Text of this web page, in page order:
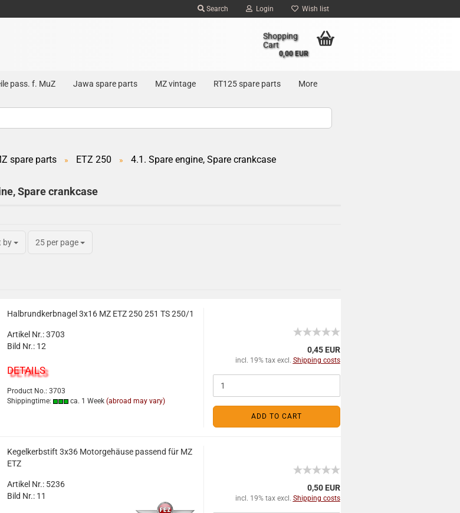
Search Login Wish list
Shopping
Cart
0,00 EUR
pass. f. MuZ Jawa spare parts MZ vintage RT125 spare parts More
spare parts » ETZ 250 » 4.1. Spare engine, Spare crankcase
Spare crankcase
by 25 per page
Halbrundkerbnagel 3x16 MZ ETZ 250 251 TS 250/1
Artikel Nr.: 3703
Bild Nr.: 12
DETAILS
Product No.: 3703
Shippingtime:
ca. 1 Week (abroad may vary)
0,45 EUR
incl. 19% tax excl. Shipping costs
ADD TO CART
Kegelkerbstift 3x36 Motorgehäuse passend für MZ
ETZ
Artikel Nr.: 5236
Bild Nr.: 11
0,50 EUR
incl. 19% tax excl. Shipping costs